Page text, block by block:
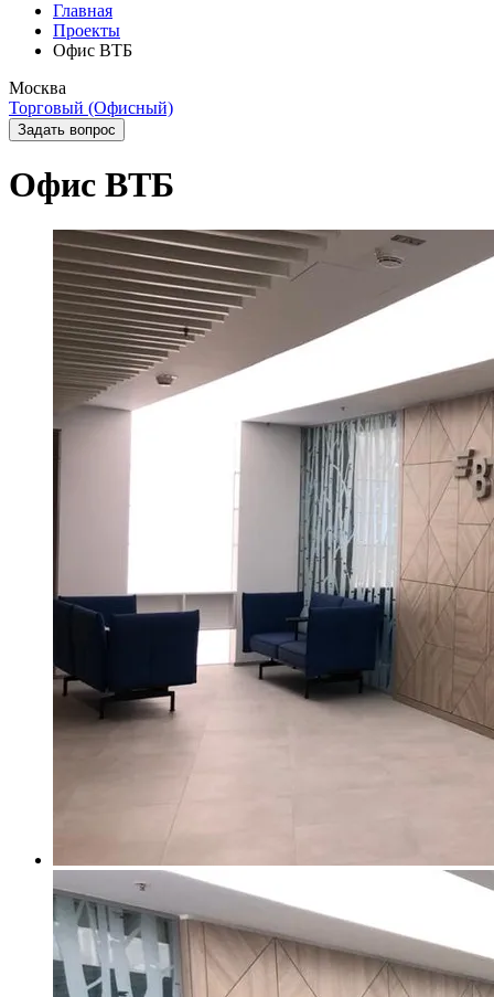
Главная
Проекты
Офис ВТБ
Москва
Торговый (Офисный)
Задать вопрос
Офис ВТБ